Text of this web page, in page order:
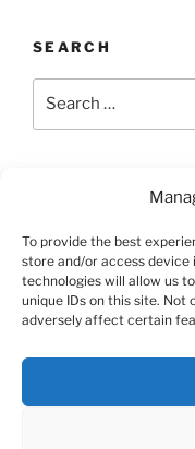
To provide the best
store and/or access
technologies will allow us
unique IDs on this site.
adversely affect certain
SEARCH
LAST UPDATED
TERMS AND
This site is